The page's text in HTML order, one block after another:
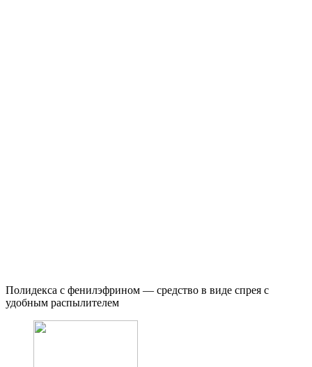
Полидекса с фенилэфрином — средство в виде спрея с
удобным распылителем